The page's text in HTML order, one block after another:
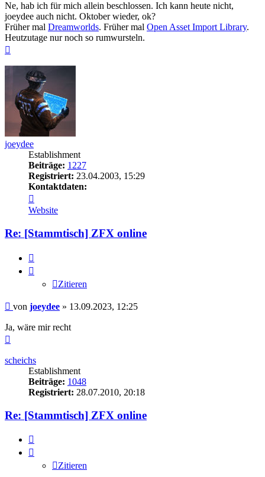
Ne, hab ich für mich allein beschlossen. Ich kann heute nicht,
joeydee auch nicht. Oktober wieder, ok?
Früher mal Dreamworlds. Früher mal Open Asset Import Library.
Heutzutage nur noch so rumwursteln.
joeydee
Establishment
Beiträge: 1227
Registriert: 23.04.2003, 15:29
Kontaktdaten:
von
joeydee
Website
Re: [Stammtisch] ZFX online
Zitieren
Beitrag
von joeydee » 13.09.2023, 12:25
Ja, wäre mir recht
scheichs
Establishment
Beiträge: 1048
Registriert: 28.07.2010, 20:18
Re: [Stammtisch] ZFX online
Zitieren